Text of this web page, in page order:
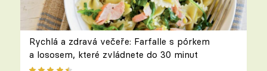
Rychlá a zdravá večeře: Farfalle s pórkem
a lososem, které zvládnete do 30 minut